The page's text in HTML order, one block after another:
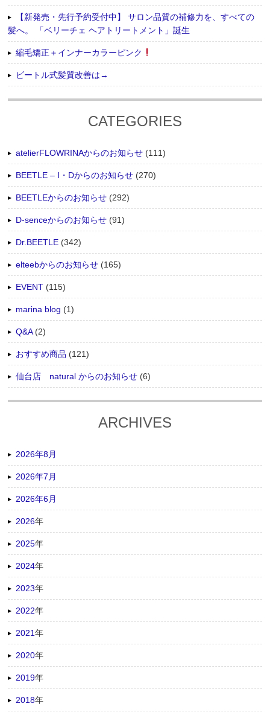
【新発売・先行予約受付中】 サロン品質の補修力を、すべての
髪へ。 「ベリーチェ ヘアトリートメント」誕生
縮毛矯正＋インナーカラーピンク
ビートル式髪質改善は→
CATEGORIES
atelierFLOWRINAからのお知らせ (111)
BEETLE – I・Dからのお知らせ (270)
BEETLEからのお知らせ (292)
D-senceからのお知らせ (91)
Dr.BEETLE (342)
elteebからのお知らせ (165)
EVENT (115)
marina blog (1)
Q&A(2)
おすすめ商品 (121)
仙台店 natural からのお知らせ (6)
ARCHIVES
2026年8月
2026年7月
2026年6月
2026年
2025年
2024年
2023年
2022年
2021年
2020年
2019年
2018年